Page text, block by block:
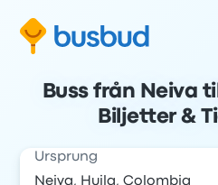
Buss från Neiva
Biljetter &
Ursprung